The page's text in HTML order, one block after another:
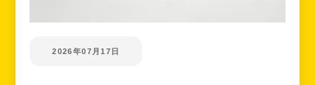
2026年07月17日